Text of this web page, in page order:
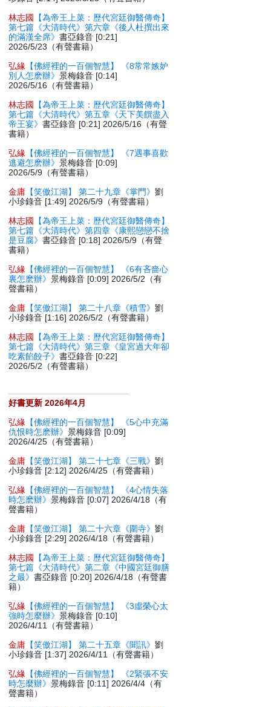
林志國
【為帝王上菜：歷代宮廷御醫傳奇】
第七篇《大清時代》第六章《後人杜撰出來
的滿漢全席》書亞錄音 [0:21]
2026/5/23（有聲書籍）
弘緣 【佛經裡的一百個智慧】 《8常常嫉妒
別人怎麽辦》景梅錄音 [0:14]
2026/5/16（有聲書籍）
林志國
【為帝王上菜：歷代宮廷御醫傳奇】
第七篇《大清時代》第五章《天下美饌盡入
帝王宴》書亞錄音 [0:21] 2026/5/16（有聲
書籍）
弘緣 【佛經裡的一百個智慧】 《7遇事喜歡
逃避怎麽辦》景梅錄音 [0:09]
2026/5/9（有聲書籍）
金庸 【笑傲江湖】 第二十九章《掌門》劉
小珍錄音 [1:49] 2026/5/9（有聲書籍）
林志國
【為帝王上菜：歷代宮廷御醫傳奇】
第七篇《大清時代》第四章《康熙戀戀不捨
是豆腐》書亞錄音 [0:18] 2026/5/9（有聲
書籍）
弘緣 【佛經裡的一百個智慧】 《6有吝嗇心
裏怎麽辦》景梅錄音 [0:09] 2026/5/2（有
聲書籍）
金庸 【笑傲江湖】 第二十八章《積雪》劉
小珍錄音 [1:16] 2026/5/2（有聲書籍）
林志國
【為帝王上菜：歷代宮廷御醫傳奇】
第七篇《大清時代》第三章《皇宮過大年卻
吃素餡餃子》書亞錄音 [0:22]
2026/5/2（有聲書籍）
好書更新 2026年4月
弘緣 【佛經裡的一百個智慧】 《5心中充滿
仇恨時怎麽辦》景梅錄音 [0:09]
2026/4/25（有聲書籍）
金庸 【笑傲江湖】 第二十七章《三戰》劉
小珍錄音 [2:12] 2026/4/25（有聲書籍）
弘緣 【佛經裡的一百個智慧】 《4心情失落
時怎麽辦》景梅錄音 [0:07] 2026/4/18（有
聲書籍）
金庸 【笑傲江湖】 第二十六章《圍寺》劉
小珍錄音 [2:29] 2026/4/18（有聲書籍）
林志國
【為帝王上菜：歷代宮廷御醫傳奇】
第七篇《大清時代》第二章《中國宮廷御膳
之最》書亞錄音 [0:20] 2026/4/18（有聲書
籍）
弘緣 【佛經裡的一百個智慧】 《3虛榮心太
強時怎麼辦》景梅錄音 [0:10]
2026/4/11（有聲書籍）
金庸 【笑傲江湖】 第二十五章《聞訊》劉
小珍錄音 [1:37] 2026/4/11（有聲書籍）
弘緣 【佛經裡的一百個智慧】 《2緊張不安
時怎麼辦》景梅錄音 [0:11] 2026/4/4（有
聲書籍）